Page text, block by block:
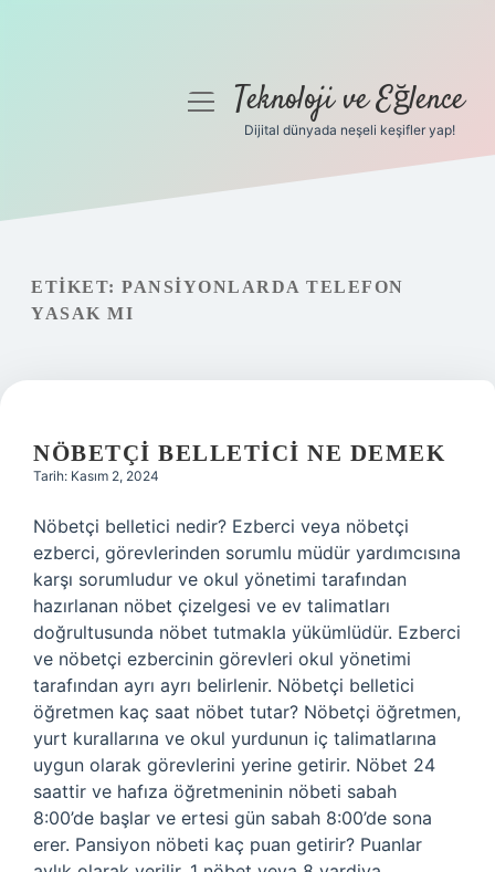
Gizlilik Politikası
Hakkımızda
menüyüTeknoloji ve Eğlence
Dijital dünyada neşeli keşifler yap!
ETIKET: PANSIYONLARDA TELEFON
YASAK MI
NÖBETÇI BELLETICI NE DEMEK
Tarih: Kasım 2, 2024
Nöbetçi belletici nedir? Ezberci veya nöbetçi
ezberci, görevlerinden sorumlu müdür yardımcısına
karşı sorumludur ve okul yönetimi tarafından
hazırlanan nöbet çizelgesi ve ev talimatları
doğrultusunda nöbet tutmakla yükümlüdür. Ezberci
ve nöbetçi ezbercinin görevleri okul yönetimi
tarafından ayrı ayrı belirlenir. Nöbetçi belletici
öğretmen kaç saat nöbet tutar? Nöbetçi öğretmen,
yurt kurallarına ve okul yurdunun iç talimatlarına
uygun olarak görevlerini yerine getirir. Nöbet 24
saattir ve hafıza öğretmeninin nöbeti sabah
8:00’de başlar ve ertesi gün sabah 8:00’de sona
erer. Pansiyon nöbeti kaç puan getirir? Puanlar